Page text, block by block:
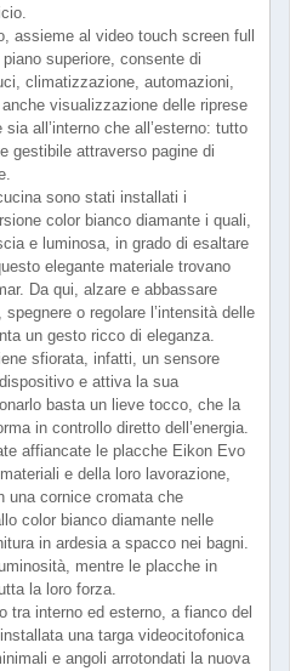
assieme al video touch screen full
superiore, consente di
climatizzazione, automazioni,
visualizzazione delle riprese
all’interno che all’esterno: tutto
gestibile attraverso pagine di
sono stati installati i
color bianco diamante i quali,
e luminosa, in grado di esaltare
elegante materiale trovano
Da qui, alzare e abbassare
o regolare l’intensità delle
un gesto ricco di eleganza.
sfiorata, infatti, un sensore
e attiva la sua
basta un lieve tocco, che la
in controllo diretto dell’energia.
affiancate le placche Eikon Evo
e della loro lavorazione,
una cornice cromata che
color bianco diamante nelle
in ardesia a spacco nei bagni.
mentre le placche in
la loro forza.
tra interno ed esterno, a fianco del
una targa videocitofonica
e angoli arrotondati la nuova